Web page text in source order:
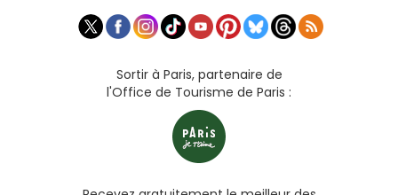
Sortir à Paris, partenaire de
l'Office de Tourisme de Paris :